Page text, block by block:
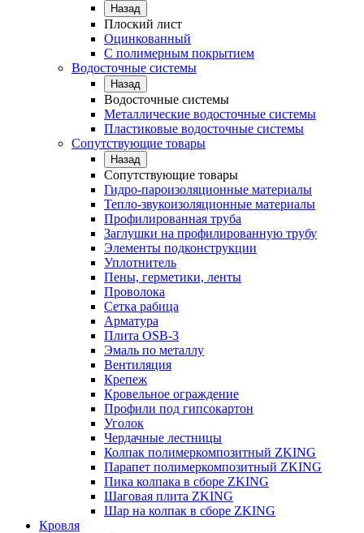
Назад
Плоский лист
Оцинкованный
С полимерным покрытием
Водосточные системы
Назад
Водосточные системы
Металлические водосточные системы
Пластиковые водосточные системы
Сопутствующие товары
Назад
Сопутствующие товары
Гидро-пароизоляционные материалы
Тепло-звукоизоляционные материалы
Профилированная труба
Заглушки на профилированную трубу
Элементы подконструкции
Уплотнитель
Пены, герметики, ленты
Проволока
Сетка рабица
Арматура
Плита OSB-3
Эмаль по металлу
Вентиляция
Крепеж
Кровельное ограждение
Профили под гипсокартон
Уголок
Чердачные лестницы
Колпак полимеркомпозитный ZKING
Парапет полимеркомпозитный ZKING
Пика колпака в сборе ZKING
Шаговая плита ZKING
Шар на колпак в сборе ZKING
Кровля